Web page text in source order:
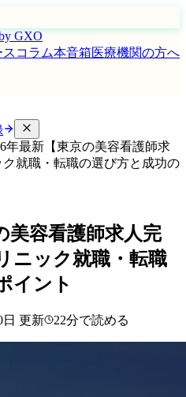
GXO
コラム本音箱医療機関の方へ
年最新【東京の美容看護師求
就職・転職の選び方と成功の
美容看護師求人完
ニック就職・転職
イント
更新 22分で読める